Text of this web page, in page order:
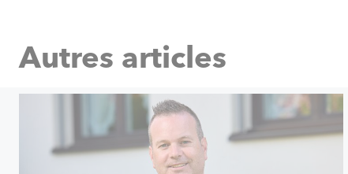
Autres articles